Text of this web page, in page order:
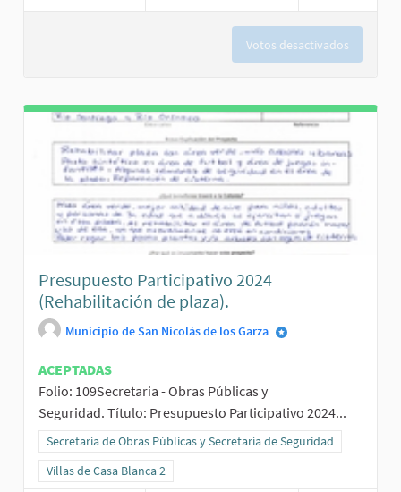
Votos desactivados
Presupuesto Participativo 2024
(Rehabilitación de plaza).
Municipio de San Nicolás de los Garza
ACEPTADAS
Folio: 109Secretaria - Obras Públicas y
Seguridad. Título: Presupuesto Participativo 2024...
Resultados al filtrar por la categoría: Secretaría de Obras Públicas
Secretaría de Obras Públicas y Secretaría de Seguridad
Resultados al filtrar por el ámbito: Villas de Casa Blanca 2
Villas de Casa Blanca 2